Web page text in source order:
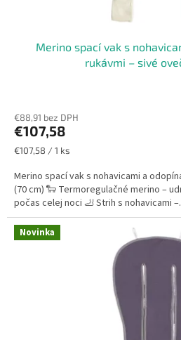
c
a
d
e
s
k
Merino spací vak s
rukávmi – sivé
€88,91 bez DPH
€107,58
Jednotková
€107,58 / 1 ks
Merino spací vak s nohavicami a
(70 cm) 🐑 Termoregulačné merino –
počas celej noci 🦶 Strih s nohavicami
Novinka